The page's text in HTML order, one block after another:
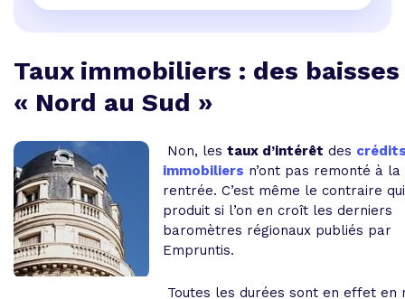
Taux immobiliers : des
« Nord au Sud »
Non, les taux d’intérêt des
immobiliers n’ont pas remonté à la
rentrée. C’est même le contraire qui
produit si l’on en croît les derniers
baromètres régionaux publiés par
Empruntis.
Toutes les durées sont en effet en